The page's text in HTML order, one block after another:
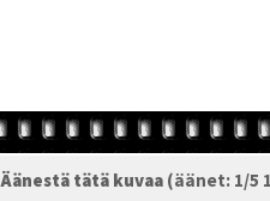
Äänestä tätä kuvaa (äänet: 1/5